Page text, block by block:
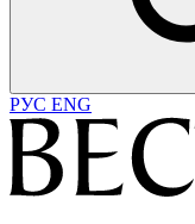
РУС ENG